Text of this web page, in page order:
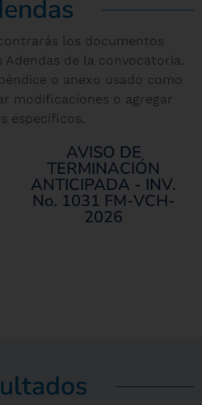
los documentos
de la convocatoria.
o anexo usado como
modificaciones o agregar
específicos.
AVISO DE
TERMINACIÓN
ANTICIPADA - INV.
No. 1031 FM-VCH-
2026